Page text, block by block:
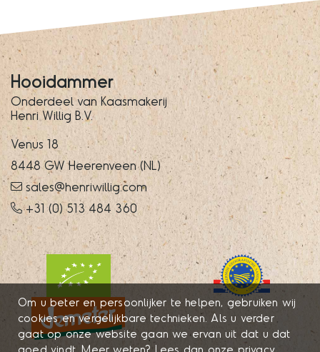
Hooidammer
Onderdeel van Kaasmakerij
Henri Willig B.V.
Venus 18
8448 GW Heerenveen (NL)
sales@henriwillig.com
+31 (0) 513 484 360
Om u beter en persoonlijker te helpen, gebruiken wij
cookies en vergelijkbare technieken. Als u verder
gaat op onze website gaan we ervan uit dat u dat
goed vindt. Meer weten? Lees dan onze privacy